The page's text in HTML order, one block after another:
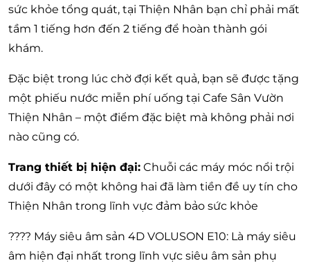
sức khỏe tổng quát, tại Thiện Nhân bạn chỉ phải mất
tầm 1 tiếng hơn đến 2 tiếng để hoàn thành gói
khám.
Đặc biệt trong lúc chờ đợi kết quả, bạn sẽ được tặng
một phiếu nước miễn phí uống tại Cafe Sân Vườn
Thiện Nhân – một điểm đặc biệt mà không phải nơi
nào cũng có.
Trang thiết bị hiện đại: Chuỗi các máy móc nổi trội
dưới đây có một không hai đã làm tiền đề uy tín cho
Thiện Nhân trong lĩnh vực đảm bảo sức khỏe
???? Máy siêu âm sản 4D VOLUSON E10: Là máy siêu
âm hiện đại nhất trong lĩnh vực siêu âm sản phụ